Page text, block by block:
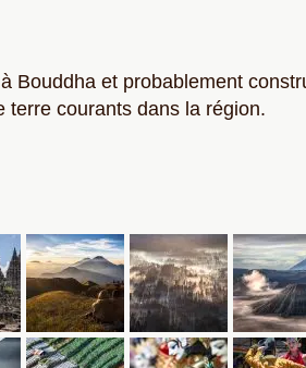
Bouddha et probablement
terre courants dans la région.